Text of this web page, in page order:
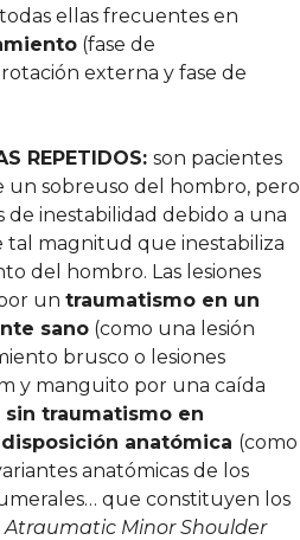
ellas frecuentes en
(fase de
externa y fase de
REPETIDOS: son pacientes
un sobreuso del hombro, pero
de inestabilidad debido a una
tal magnitud que inestabiliza
del hombro. Las lesiones
un traumatismo en un
sano (como una lesión
brusco o lesiones
y manguito por una caída
sin traumatismo en
anatómica (como
anatómicas de los
que constituyen los
Atraumatic Minor Shoulder